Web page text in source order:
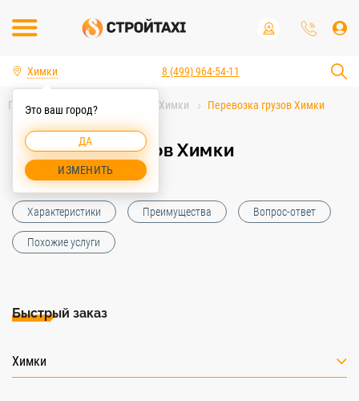
Химки
Это ваш город?
ДА
ИЗМЕНИТЬ
8 (499) 964-54-11
Главная Услуги спецтехники Химки Перевозка грузов Химки
Перевозка грузов Химки
Характеристики Преимущества Вопрос-ответ
Похожие услуги
Быстрый заказ
Химки